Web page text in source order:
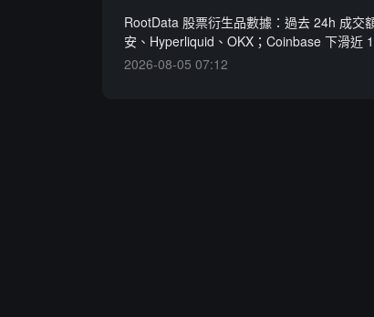
RootData 股票衍生品數據：過去 24h 成交
安、Hyperliquid、OKX；Coinbase 下滑近
2026-08-05 07:12